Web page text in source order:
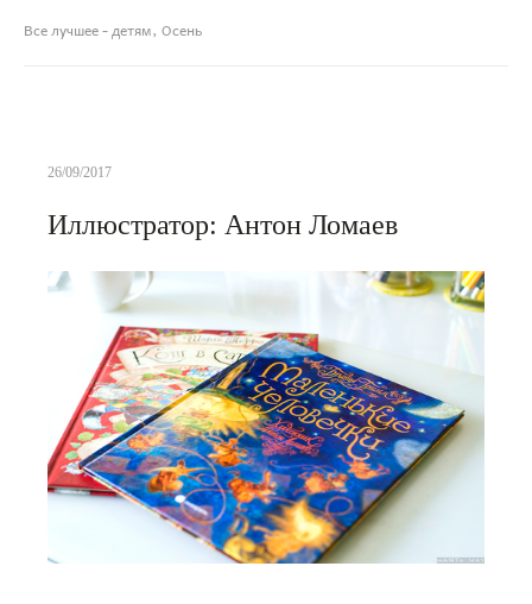
Все лучшее - детям Осень
Иллюстратор: Антон Ломаев
26/09/2017